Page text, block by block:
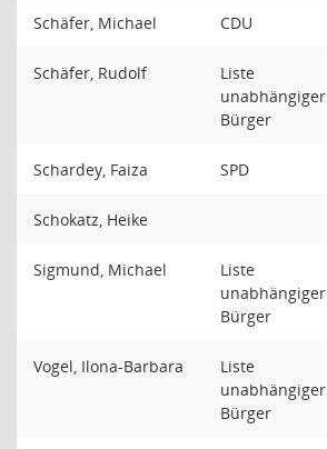
Schäfer, Michael CDU
Schäfer, Rudolf
Liste
unabhängiger
Bürger
Schardey, Faiza SPD
Schokatz, Heike
Sigmund, Michael
Liste
unabhängiger
Bürger
Vogel, Ilona-Barbara
Liste
unabhängiger
Bürger